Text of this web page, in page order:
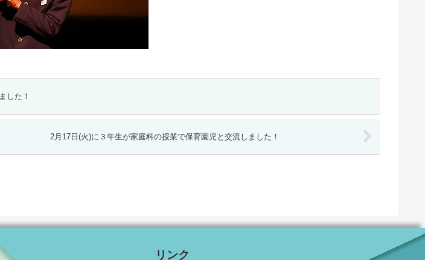
した！
2月17日(火)に３年生が家庭科の授業で保育園児と交流しました！
リンク